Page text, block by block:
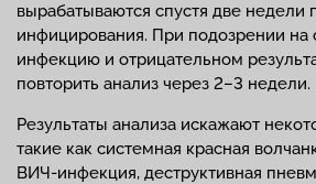
вырабатываются спустя две недели
инфицирования. При подозрении на
инфекцию и отрицательном
повторить анализ через 2–3 недели.
Результаты анализа искажают
такие как системная красная
ВИЧ-инфекция, деструктивная